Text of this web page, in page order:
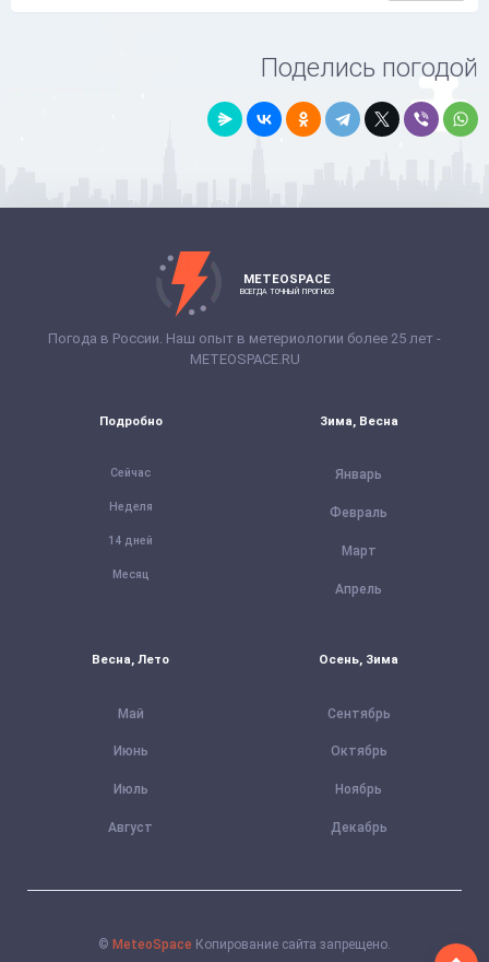
Поделись погодой
METEOSPACE
ВСЕГДА ТОЧНЫЙ ПРОГНОЗ
Погода в России. Наш опыт в метериологии более 25 лет -
METEOSPACE.RU
Подробно
Сейчас
Неделя
14 дней
Месяц
Зима, Весна
Январь
Февраль
Март
Апрель
Весна, Лето
Май
Июнь
Июль
Август
Осень, Зима
Сентябрь
Октябрь
Ноябрь
Декабрь
© MeteoSpace Копирование сайта запрещено.